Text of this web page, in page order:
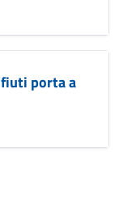
porta a